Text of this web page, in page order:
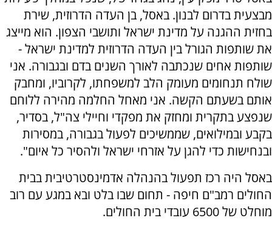
מבצעית בדרום לבנון. באסל, בן העדה הדרוזית, שירת
בחזית ההגנה על מדינת ישראל ותושבי הצפון. הוא מייצג
את שותפות הגורל בין העדה הדרוזית למדינת ישראל -
שותפות אחים שנכתבה לאורך השנים בדם ובגבורה. אני
שולח תנחומים מעומק הלב למשפחתו, לקרוביו, ומחבק
אותם בשעתם הקשה. אני מאחל החלמה מהירה ללוחם
שנפצע בתקרית ומחזק את מפקדי וחיילי צה"ל, בסדיר,
בקבע ובמילואים, שממשיכים לפעול בגבורה, במסירות
ובנחישות כדי להגן על אזרחי ישראל ולהסיר כל איום".
באסל היה רכז תפעול בהנהלה אדמינסטרטיבית בבית
החולים רמב"ם חיפה - תחום שבו בלט ובא במגע עם רוב
מוחלט של 6500 עובדי בית החולים.